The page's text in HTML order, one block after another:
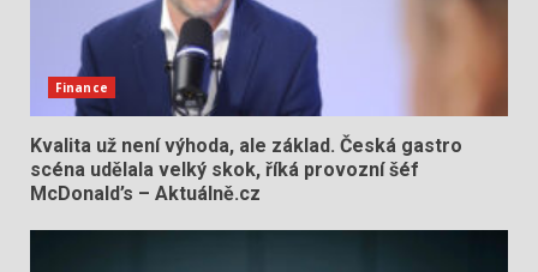
Finance
Kvalita už není výhoda, ale základ. Česká gastro
scéna udělala velký skok, říká provozní šéf
McDonald’s – Aktuálně.cz